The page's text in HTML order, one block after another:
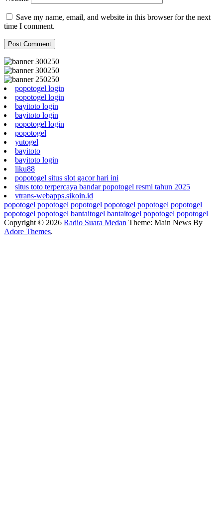
Save my name, email, and website in this browser for the next
time I comment.
popotogel login
popotogel login
bayitoto login
bayitoto login
popotogel login
popotogel
yutogel
bayitoto
bayitoto login
liku88
popotogel situs slot gacor hari ini
situs toto terpercaya bandar popotogel resmi tahun 2025
vtrans-webapps.sikoin.id
popotogel popotogel popotogel popotogel popotogel popotogel
popotogel popotogel bantaitogel bantaitogel popotogel popotogel
Copyright © 2026 Radio Suara Medan Theme: Main News By
Adore Themes.